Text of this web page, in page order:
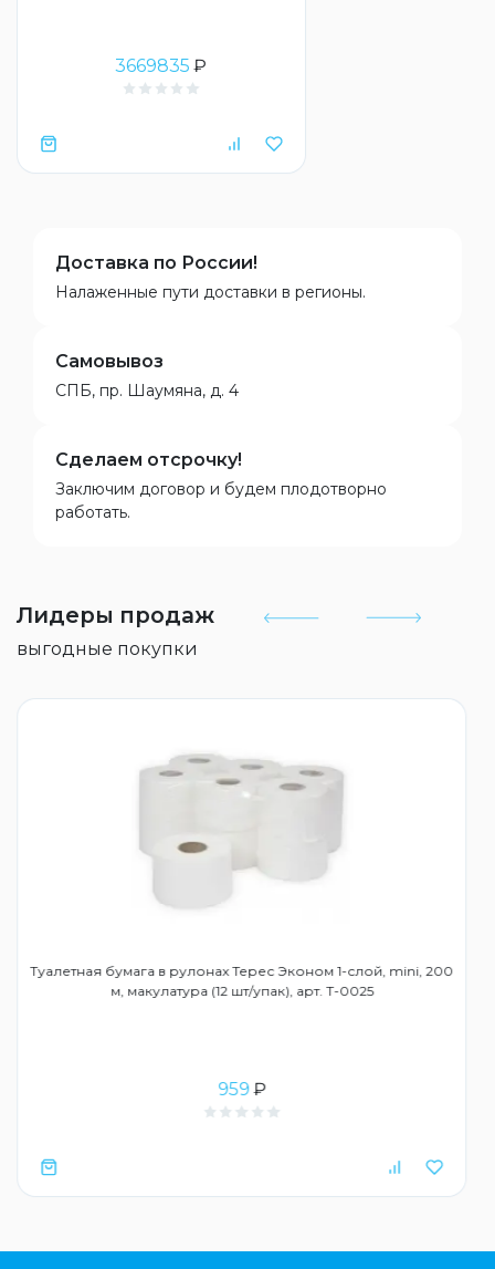
3669835 ₽
Доставка по России!
Налаженные пути доставки в регионы.
Самовывоз
СПБ, пр. Шаумяна, д. 4
Сделаем отсрочку!
Заключим договор и будем плодотворно
работать.
Лидеры продаж
выгодные покупки
Туалетная бумага в рулонах Терес Эконом 1-слой, mini, 200
м, макулатура (12 шт/упак), арт. Т-0025
959₽